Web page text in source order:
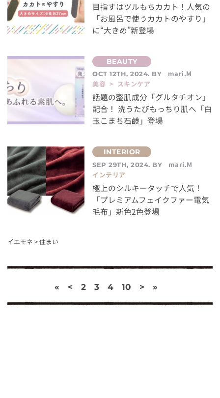
目指すはツルもちカカト！人気の
「お風呂で使うカカトのやすり」
に“大きめ”新登場
OCT 12TH, 2024. BY
mari.M
美容 > スキンケア
話題の整肌成分「グルタチオン」
配合！ 洗うたびもっちり肌へ「白
玉こまち石鹸」登場
SEP 29TH, 2024. BY
mari.M
インテリア
極上のシルキータッチで人気！
「プレミアムフェイクファー電気
毛布」新色2色登場
イエモネ >住まい
« < 2 3 4 10 > »